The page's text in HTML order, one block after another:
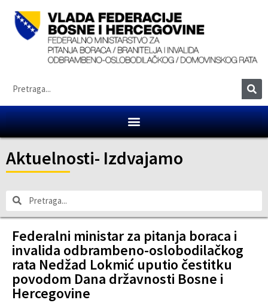
Aktuelnosti- Izdvajamo
Federalni ministar za pitanja boraca i
invalida odbrambeno-oslobodilačkog
rata Nedžad Lokmić uputio čestitku
povodom Dana državnosti Bosne i
Hercegovine